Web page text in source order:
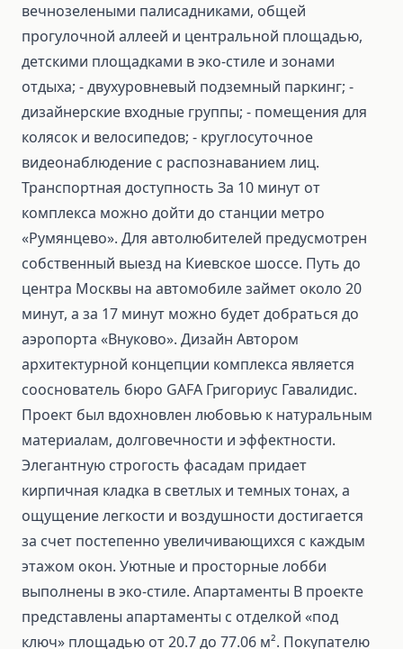
вечнозелеными палисадниками, общей
прогулочной аллеей и центральной площадью,
детскими площадками в эко-стиле и зонами
отдыха; - двухуровневый подземный паркинг; -
дизайнерские входные группы; - помещения для
колясок и велосипедов; - круглосуточное
видеонаблюдение с распознаванием лиц.
Транспортная доступность За 10 минут от
комплекса можно дойти до станции метро
«Румянцево». Для автолюбителей предусмотрен
собственный выезд на Киевское шоссе. Путь до
центра Москвы на автомобиле займет около 20
минут, а за 17 минут можно будет добраться до
аэропорта «Внуково». Дизайн Автором
архитектурной концепции комплекса является
сооснователь бюро GAFA Григориус Гавалидис.
Проект был вдохновлен любовью к натуральным
материалам, долговечности и эффектности.
Элегантную строгость фасадам придает
кирпичная кладка в светлых и темных тонах, а
ощущение легкости и воздушности достигается
за счет постепенно увеличивающихся с каждым
этажом окон. Уютные и просторные лобби
выполнены в эко-стиле. Апартаменты В проекте
представлены апартаменты с отделкой «под
ключ» площадью от 20.7 до 77.06 м². Покупателю